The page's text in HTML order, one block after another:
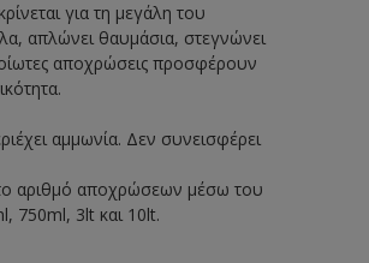
για τη μεγάλη του
απλώνει θαυμάσια, στεγνώνει
αποχρώσεις προσφέρουν
αμμωνία. Δεν συνεισφέρει
αριθμό αποχρώσεων μέσω του
750ml, 3lt και 10lt.